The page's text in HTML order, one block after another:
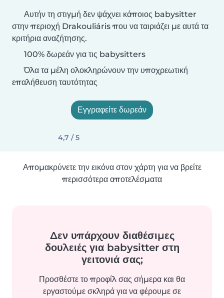
Αυτήν τη στιγμή δεν ψάχνει κάποιος babysitter
στην περιοχή Drakouliáris που να ταιριάζει με αυτά τα
κριτήρια αναζήτησης.
100% δωρεάν για τις babysitters
Όλα τα μέλη ολοκληρώνουν την υποχρεωτική
επαλήθευση ταυτότητας
Εγγραφείτε δωρεάν
4,7 / 5
Απομακρύνετε την εικόνα στον χάρτη για να βρείτε
περισσότερα αποτελέσματα
Δεν υπάρχουν διαθέσιμες
δουλειές για babysitter στη
γειτονιά σας;
Προσθέστε το προφίλ σας σήμερα και θα
εργαστούμε σκληρά για να φέρουμε σε